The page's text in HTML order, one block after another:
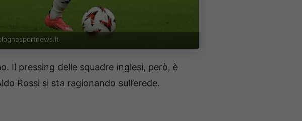
Il pressing delle squadre inglesi, però, è
Rossi si sta ragionando sull’erede.